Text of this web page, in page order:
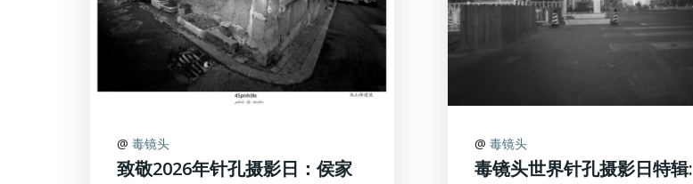
@ 毒镜头
致敬2026年针孔摄影日：侯家
@ 毒镜头
毒镜头世界针孔摄影日特辑: